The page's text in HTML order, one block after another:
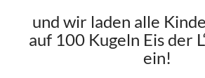
und wir laden alle
auf 100 Kugeln Eis der
ein!